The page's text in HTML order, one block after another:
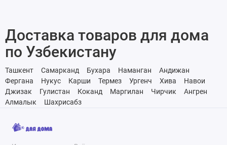
Доставка товаров для дома
по Узбекистану
Ташкент Самарканд Бухара Наманган
Андижан
Фергана
Нукус Карши Термез Ургенч Хива
Навои
Джизак
Гулистан Коканд Маргилан Чирчик
Ангрен
Алмалык
Шахрисабз